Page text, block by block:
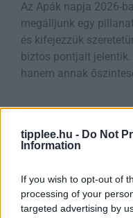
tipplee.hu - Do Not
Information
If you wish to opt-out of
processing of your
targeted advertising by
Az Apák napja 2026-
megálljunk egy
és kifejezzük
biztos pontjait
hanem annak
A
(Key
Eredet: Az ünnep
Sonora Smart